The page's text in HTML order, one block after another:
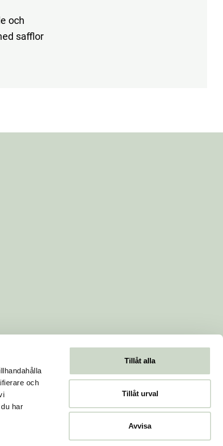
och
har
Tillåt alla
Tillåt urval
Avvisa
och
safflor